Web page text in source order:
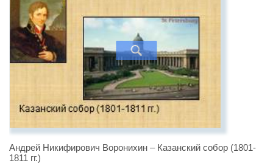
Андрей Никифирович Воронихин – Казанский собор (1801-
1811 гг.)